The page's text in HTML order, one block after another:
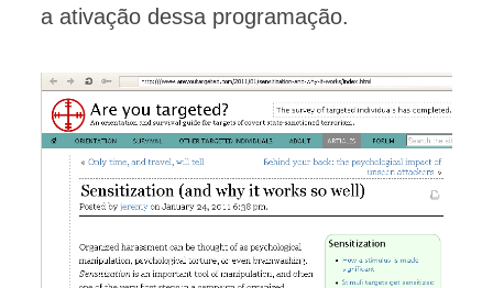
a ativação dessa programação.